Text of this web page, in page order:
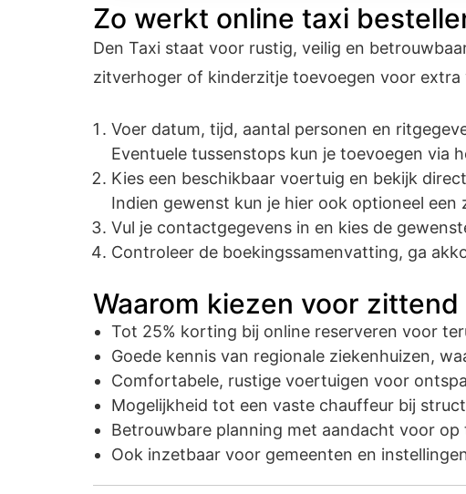
Zo werkt online taxi
Den Taxi staat voor rustig, veilig en
zitverhoger of kinderzitje toevoegen voor extra
Voer datum, tijd, aantal personen en
Eventuele tussenstops kun je toevoegen via
Kies een beschikbaar voertuig en bekijk
Indien gewenst kun je hier ook optioneel
Vul je contactgegevens in en kies de
Controleer de boekingssamenvatting, ga
Waarom kiezen voor
Tot 25% korting bij online reserveren voor
Goede kennis van regionale ziekenhuizen,
Comfortabele, rustige voertuigen voor
Mogelijkheid tot een vaste chauffeur bij
Betrouwbare planning met aandacht voor op
Ook inzetbaar voor gemeenten en